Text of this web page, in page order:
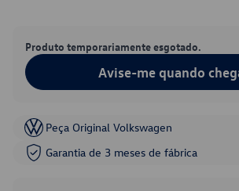
Produto temporariamente esgotado.
Avise-me quando
Peça Original Volkswagen
Garantia de 3 meses de fábrica